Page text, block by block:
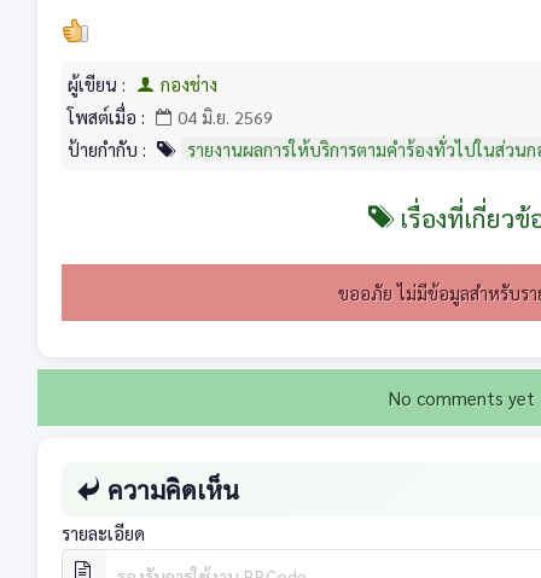
ผู้เขียน :
กองช่าง
โพสต์เมื่อ :
04 มิ.ย. 2569
ป้ายกำกับ : รายงานผลการให้บริการตามคำร้องทั่วไปในส่ว
เรื่องที่เกี่ยวข้
ขออภัย ไม่มีข้อมูลสำหรับรา
No comments yet
ความคิดเห็น
รายละเอียด